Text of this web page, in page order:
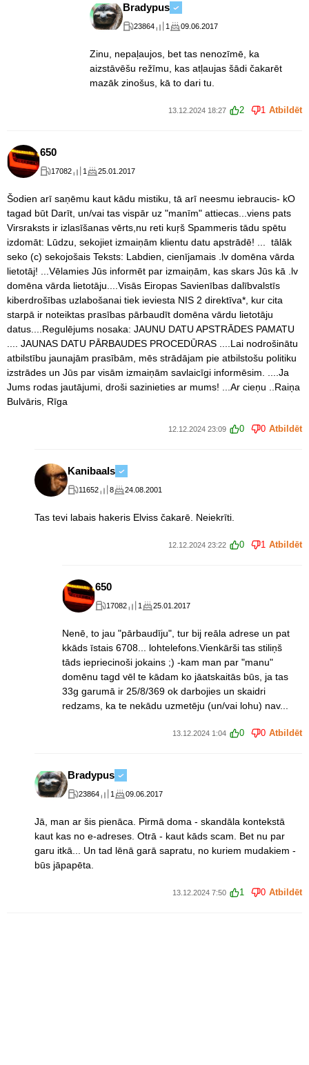
Bradypus
23864 1 09.06.2017
Zinu, nepaļaujos, bet tas nenozīmē, ka
aizstāvēšu režīmu, kas atļaujas šādi čakarēt
mazāk zinošus, kā to dari tu.
13.12.2024 18:27 2 1 Atbildēt
650
17082 1 25.01.2017
Šodien arī saņēmu kaut kādu mistiku, tā arī neesmu iebraucis- kO
tagad būt Darīt, un/vai tas vispār uz "manīm" attiecas...viens pats
Virsraksts ir izlasīšanas vērts,nu reti kuŗš Spammeris tādu spētu
izdomāt: Lūdzu, sekojiet izmaiņām klientu datu apstrādē! ... tālāk
seko (c) sekojošais Teksts: Labdien, cienījamais .lv domēna vārda
lietotāj! ...Vēlamies Jūs informēt par izmaiņām, kas skars Jūs kā .lv
domēna vārda lietotāju....Visās Eiropas Savienības dalībvalstīs
kiberdrošības uzlabošanai tiek ieviesta NIS 2 direktīva*, kur cita
starpā ir noteiktas prasības pārbaudīt domēna vārdu lietotāju
datus....Regulējums nosaka: JAUNU DATU APSTRĀDES PAMATU
.... JAUNAS DATU PĀRBAUDES PROCEDŪRAS ....Lai nodrošinātu
atbilstību jaunajām prasībām, mēs strādājam pie atbilstošu politiku
izstrādes un Jūs par visām izmaiņām savlaicīgi informēsim. ....Ja
Jums rodas jautājumi, droši sazinieties ar mums! ...Ar cieņu ..Raiņa
Bulvāris, Rīga
12.12.2024 23:09 0 0 Atbildēt
Kanibaals
11652 8 24.08.2001
Tas tevi labais hakeris Elviss čakarē. Neiekrīti.
12.12.2024 23:22 0 1 Atbildēt
650
17082 1 25.01.2017
Nenē, to jau "pārbaudīju", tur bij reāla adrese un pat
kkāds īstais 6708... lohtelefons.Vienkārši tas stiliņš
tāds iepriecinoši jokains ;) -kam man par "manu"
domēnu tagd vēl te kādam ko jāatskaitās būs, ja tas
33g garumā ir 25/8/369 ok darbojies un skaidri
redzams, ka te nekādu uzmetēju (un/vai lohu) nav...
13.12.2024 1:04 0 0 Atbildēt
Bradypus
23864 1 09.06.2017
Jā, man ar šis pienāca. Pirmā doma - skandāla kontekstā
kaut kas no e-adreses. Otrā - kaut kāds scam. Bet nu par
garu itkā... Un tad lēnā garā sapratu, no kuriem mudakiem -
būs jāpapēta.
13.12.2024 7:50 1 0 Atbildēt